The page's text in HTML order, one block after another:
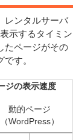
レンタルサーバ
示するタイミン
たページがその
す。
ジの表示速度
動的ページ
（WordPress）